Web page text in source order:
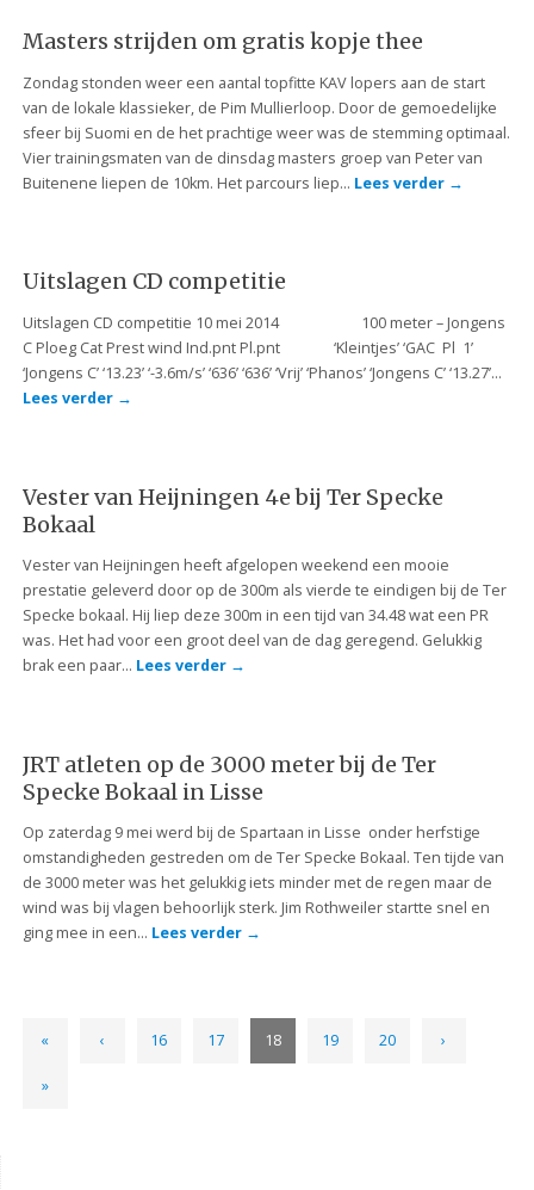
Masters strijden om gratis kopje thee
Zondag stonden weer een aantal topfitte KAV lopers aan de start
van de lokale klassieker, de Pim Mullierloop. Door de gemoedelijke
sfeer bij Suomi en de het prachtige weer was de stemming optimaal.
Vier trainingsmaten van de dinsdag masters groep van Peter van
Buitenene liepen de 10km. Het parcours liep… Lees verder →
Uitslagen CD competitie
Uitslagen CD competitie 10 mei 2014 100 meter – Jongens
C Ploeg Cat Prest wind Ind.pnt Pl.pnt ‘Kleintjes’ ‘GAC Pl 1’
‘Jongens C’ ‘13.23’ ‘-3.6m/s’ ‘636’ ‘636’ ‘Vrij’ ‘Phanos’ ‘Jongens C’ ‘13.27’…
Lees verder →
Vester van Heijningen 4e bij Ter Specke
Bokaal
Vester van Heijningen heeft afgelopen weekend een mooie
prestatie geleverd door op de 300m als vierde te eindigen bij de Ter
Specke bokaal. Hij liep deze 300m in een tijd van 34.48 wat een PR
was. Het had voor een groot deel van de dag geregend. Gelukkig
brak een paar… Lees verder →
JRT atleten op de 3000 meter bij de Ter
Specke Bokaal in Lisse
Op zaterdag 9 mei werd bij de Spartaan in Lisse onder herfstige
omstandigheden gestreden om de Ter Specke Bokaal. Ten tijde van
de 3000 meter was het gelukkig iets minder met de regen maar de
wind was bij vlagen behoorlijk sterk. Jim Rothweiler startte snel en
ging mee in een… Lees verder →
« ‹ 16 17 18 19 20 ›
»